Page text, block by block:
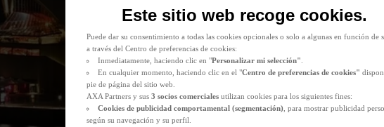
Este sitio web recoge cookies.
Tiene la posibilidad deaceptaro rechazar el depósito de cookies. Almacenaremos sus
Puede dar su consentimiento a todas las cookies opcionales o solo a algunas en función de
a través del Centro de preferencias de cookies:
Inmediatamente, haciendo clic en "Personalizar mi selección"
En cualquier momento, haciendo clic en el "Centro de preferencias de cookies"
pie de página del sitio web.
AXA Partners y sus3 socios comerciales utilizan cookies para los siguientes fines:
Cookies de publicidad comportamental (segmentación), para mostrar publicidad
según su navegación y su perfil.